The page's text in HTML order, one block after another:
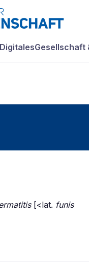
Gesellschaft
[<lat. funis